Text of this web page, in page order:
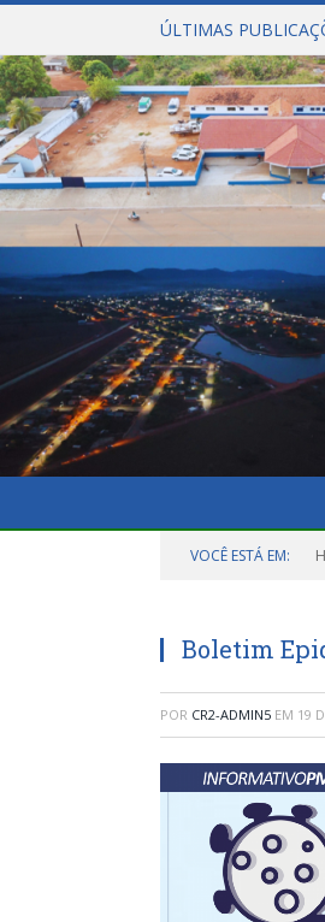
ÚLTIMAS
VOCÊ ESTÁ EM:
Boletim
POR CR2-ADMIN5 EM 19